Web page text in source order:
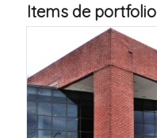
Items de portfolio